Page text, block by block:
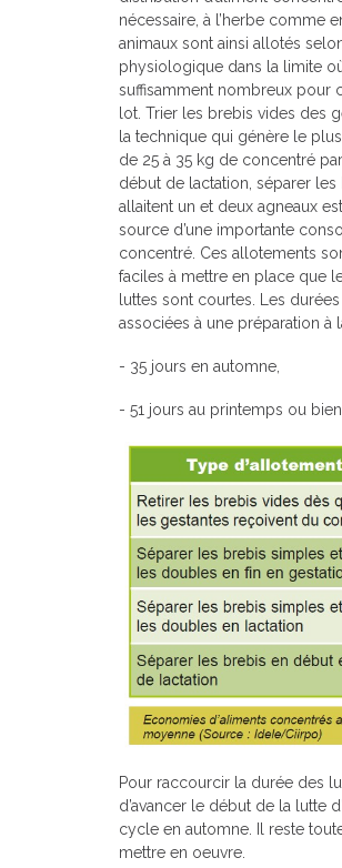
nécessaire, à l’herbe comme
animaux sont ainsi allotés
physiologique dans la limite
suffisamment nombreux pour
lot. Trier les brebis vides des
la technique qui génère le
de 25 à 35 kg de concentré
début de lactation, séparer les
allaitent un et deux agneaux
source d’une importante
concentré. Ces allotements
faciles à mettre en place que
luttes sont courtes. Les
associées à une préparation à
- 35 jours en automne,
- 51 jours au printemps ou
Pour raccourcir la durée des
d’avancer le début de la lutte
cycle en automne. Il reste
mettre en oeuvre.